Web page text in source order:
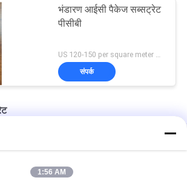
भंडारण आईसी पैकेज सब्सट्रेट
पीसीबी
US 120-150 per square meter MOQ:1 वर्ग मीटर
संपर्क
सब्सट्रेट निर्माण
1:56 AM